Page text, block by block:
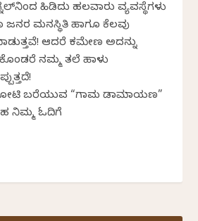
ಹಿಡಿದು ಹಲವಾರು ವ್ಯವಸ್ಥೆಗಳು
ಮನಸ್ಥಿತಿ ಹಾಗೂ ಕೆಲವು
ಆದರೆ ಕ್ರಮೇಣ ಅದನ್ನು
ನಮ್ಮ ತಲೆ ಹಾಳು
ಬರೆಯುವ “ಗ್ರಾಮ ಡ್ರಾಮಾಯಣ”
ನಿಮ್ಮ ಓದಿಗೆ